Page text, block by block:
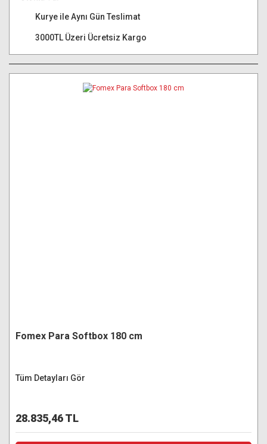
Kurye ile Aynı Gün Teslimat
3000TL Üzeri Ücretsiz Kargo
Fomex Para Softbox 180 cm
Tüm Detayları Gör
28.835,46 TL